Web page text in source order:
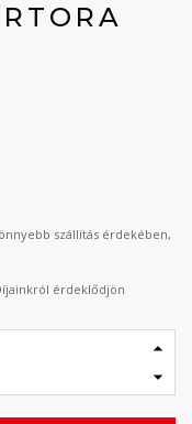
szállítás érdekében,
érdeklődjön